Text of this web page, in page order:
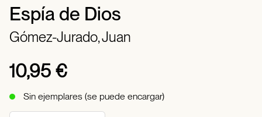
Espía de Dios
Gómez-Jurado, Juan
10,95 €
Sin ejemplares (se puede encargar)